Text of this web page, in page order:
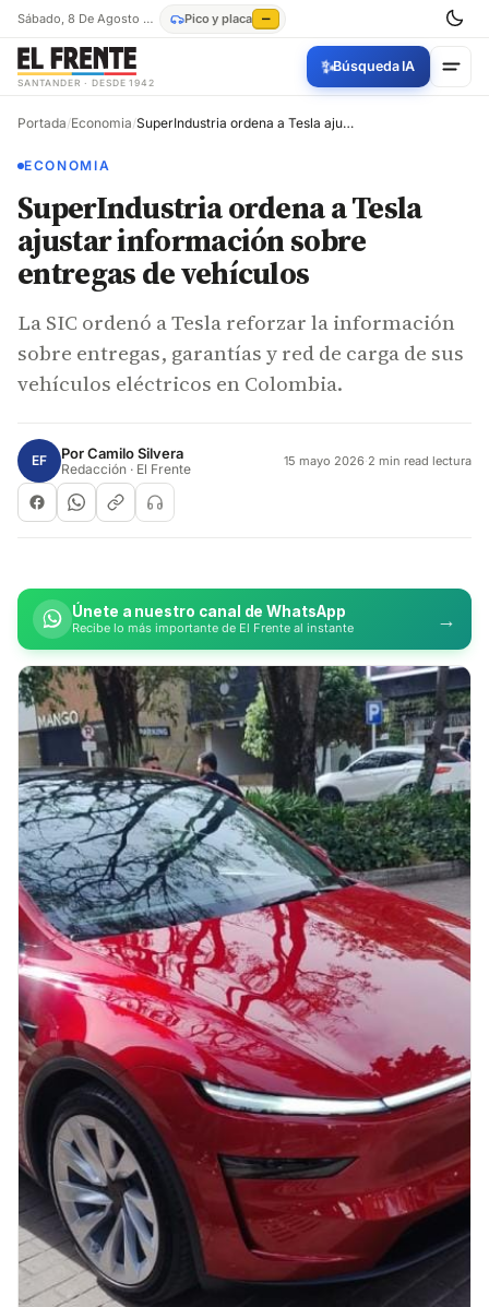
Sábado, 8 De Agosto De 2026 Pico y placa —
SANTANDER · DESDE 1942
✨Búsqueda IA
Portada/Economia/ SuperIndustria ordena a Tesla ajustar información sobre entregas de vehículos
ECONOMIA
SuperIndustria ordena a Tesla
ajustar información sobre
entregas de vehículos
La SIC ordenó a Tesla reforzar la información
sobre entregas, garantías y red de carga de sus
vehículos eléctricos en Colombia.
EF PorCamilo Silvera
Redacción · El Frente 15 mayo 2026·2 min read lectura
Únete a nuestro canal de WhatsApp
Recibe lo más importante de El Frente al instante →